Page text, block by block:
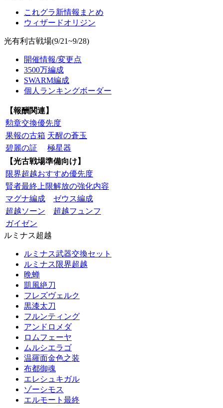
これグラ新情報まとめ
ウィザードオリジン
光有利古戦場(9/21~9/28)
開催情報/変更点
3500万編成
SWARM編成
個人ランキングボーダー
【報酬関連】
勲章交換優先度
果報の古箱 天醒の蒼玉
碧麗の証
極星器
【光古戦場準備向け】
限界超越おすすめ優先度
賢者最終上限解放の強化内容
マグナ編成
ゼウス編成
超越ソーン
超越フュンフ
ガイゼン
ルミナス超越
ルミナス武器交換セット
ルミナス限界超越
晩蝉
凱風絶刀
フレズヴェルク
黒漆太刀
フルンティング
アンドロメダ
ロムフェーヤ
ムルシエラゴ
温羅面金色之装
布都御魂
エレシュキガル
ゾーシモス
エルモート最終